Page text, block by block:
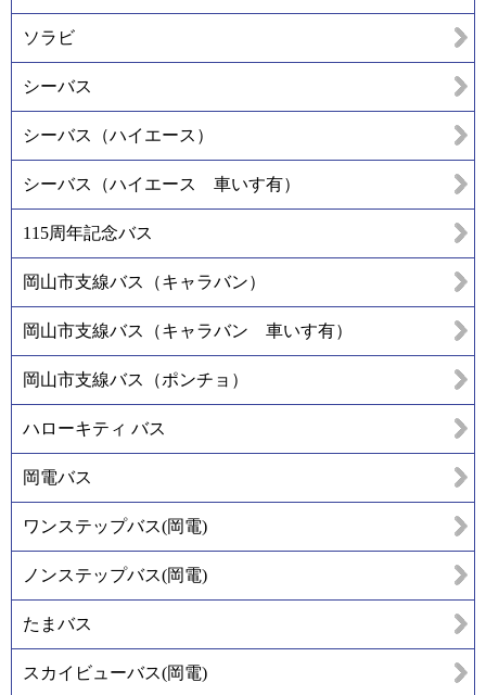
ソラビ
シーバス
シーバス（ハイエース）
シーバス（ハイエース 車いす有）
115周年記念バス
岡山市支線バス（キャラバン）
岡山市支線バス（キャラバン 車いす有）
岡山市支線バス（ポンチョ）
ハローキティ バス
岡電バス
ワンステップバス(岡電)
ノンステップバス(岡電)
たまバス
スカイビューバス(岡電)